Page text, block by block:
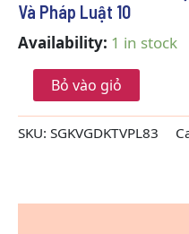
Và Pháp Luật 10
Availability: 1 in stock
Giáo
Kinh
Pháp
Luật
10
Bỏ vào giỏ
SKU: SGKVGDKTVPL83